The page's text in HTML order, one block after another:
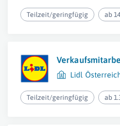
Teilzeit/geringfügig ab
Lidl
Teilzeit/geringfügig ab